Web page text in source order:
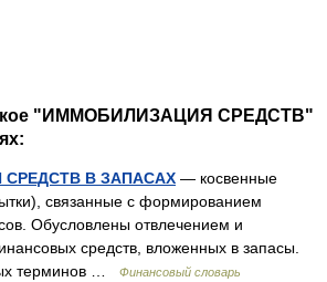
"ИММОБИЛИЗАЦИЯ СРЕДСТВ"
В ЗАПАСАХ — косвенные
связанные с формированием
Обусловлены отвлечением и
средств, вложенных в запасы.
терминов …
Финансовый словарь